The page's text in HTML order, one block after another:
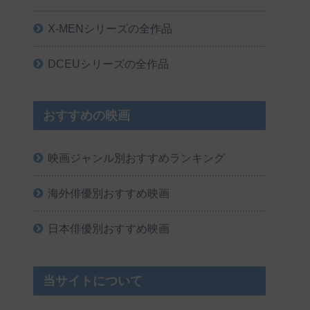
X-MENシリーズの全作品
DCEUシリーズの全作品
おすすめの映画
映画ジャンル別おすすめランキング
海外俳優別おすすめ映画
日本俳優別おすすめ映画
当サイトについて